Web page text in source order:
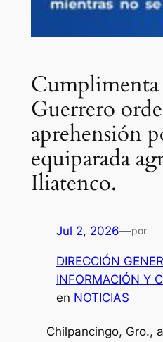
Guerrero
aprehensión
equiparada
Iliatenco.
Jul 2, 2026—por
DIRECCIÓN
INFORMACIÓN Y
en NOTICIAS
Chilpancingo, Gro.,